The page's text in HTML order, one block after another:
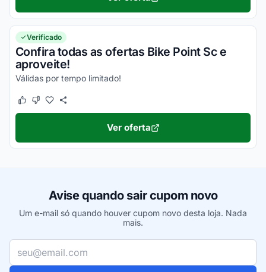
Verificado
Confira todas as ofertas Bike Point Sc e
aproveite!
Válidas por tempo limitado!
Este cupom funcionou
Este cupom não funcionou
Ver oferta
Avise quando sair cupom novo
Um e-mail só quando houver cupom novo desta loja. Nada
mais.
Seu e-mail